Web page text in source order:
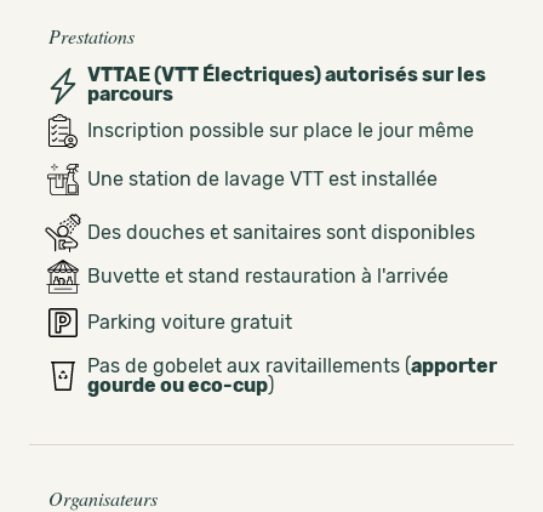
Prestations
VTTAE (VTT Électriques) autorisés sur les
parcours
Inscription possible sur place le jour même
Une station de lavage VTT est installée
Des douches et sanitaires sont disponibles
Buvette et stand restauration à l'arrivée
Parking voiture gratuit
Pas de gobelet aux ravitaillements (apporter
gourde ou eco-cup)
Organisateurs